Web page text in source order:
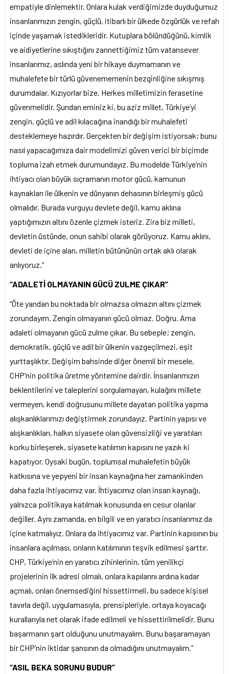
empatiyle dinlemektir. Onlara kulak verdiğimizde duyduğumuz
insanlarımızın zengin, güçlü, itibarlı bir ülkede özgürlük ve refah
içinde yaşamak istedikleridir. Kutuplara bölündüğünü, kimlik
ve aidiyetlerine sıkıştığını zannettiğimiz tüm vatansever
insanlarımız, aslında yeni bir hikaye duymamanın ve
muhalefete bir türlü güvenememenin bezginliğine sıkışmış
durumdalar. Kızıyorlar bize. Herkes milletimizin ferasetine
güvenmelidir. Şundan eminiz ki, bu aziz millet, Türkiye’yi
zengin, güçlü ve adil kılacağına inandığı bir muhalefeti
desteklemeye hazırdır. Gerçekten bir değişim istiyorsak; bunu
nasıl yapacağımıza dair modelimizi güven verici bir biçimde
topluma izah etmek durumundayız. Bu modelde Türkiye’nin
ihtiyacı olan büyük sıçramanın motor gücü, kamunun
kaynakları ile ülkenin ve dünyanın dehasının birleşmiş gücü
olmalıdır. Burada vurguyu devlete değil, kamu aklına
yaptığımızın altını özenle çizmek isteriz. Zira biz milleti,
devletin üstünde, onun sahibi olarak görüyoruz. Kamu aklını,
devleti de içine alan, milletin bütününün ortak aklı olarak
anlıyoruz.”
“ADALETİ OLMAYANIN GÜCÜ ZULME ÇIKAR”
“Öte yandan bu noktada bir olmazsa olmazın altını çizmek
zorundayım. Zengin olmayanın gücü olmaz. Doğru. Ama
adaleti olmayanın gücü zulme çıkar. Bu sebeple; zengin,
demokratik, güçlü ve adil bir ülkenin vazgeçilmezi, eşit
yurttaşlıktır. Değişim bahsinde diğer önemli bir mesele,
CHP’nin politika üretme yöntemine dairdir. İnsanlarımızın
beklentilerini ve taleplerini sorgulamayan, kulağını millete
vermeyen, kendi doğrusunu millete dayatan politika yapma
alışkanlıklarımızı değiştirmek zorundayız. Partinin yapısı ve
alışkanlıkları, halkın siyasete olan güvensizliği ve yaratılan
korku birleşerek, siyasete katılımın kapısını ne yazık ki
kapatıyor. Oysaki bugün, toplumsal muhalefetin büyük
katkısına ve yepyeni bir insan kaynağına her zamankinden
daha fazla ihtiyacımız var. İhtiyacımız olan insan kaynağı,
yalnızca politikaya katılmak konusunda en cesur olanlar
değiller. Aynı zamanda, en bilgili ve en yaratıcı insanlarımız da
içine katmalıyız. Onlara da ihtiyacımız var. Partinin kapısının bu
insanlara açılması, onların katılımının teşvik edilmesi şarttır.
CHP, Türkiye’nin en yaratıcı zihinlerinin, tüm yenilikçi
projelerinin ilk adresi olmalı, onlara kapılarını ardına kadar
açmalı, onları önemsediğini hissettirmeli, bu sadece kişisel
tavırla değil, uygulamasıyla, prensipleriyle, ortaya koyacağı
kurallarıyla net olarak ifade edilmeli ve hissettirilmelidir. Bunu
başarmanın şart olduğunu unutmayalım. Bunu başaramayan
bir CHP’nin iktidar şansının da olmadığını unutmayalım.”
“ASIL BEKA SORUNU BUDUR”